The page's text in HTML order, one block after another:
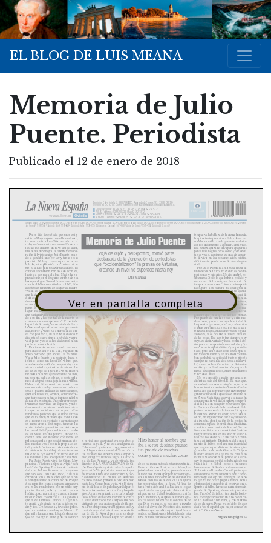
EL BLOG DE LUIS MEANA
Memoria de Julio
Puente. Periodista
Publicado el 12 de enero de 2018
Ver en pantalla completa
Domicilio: Calvo Sotelo, 7. 33007 OVIEDO. Apartado de Correos 233. 33080 OVIEDO
Teléfono 98 527 97 00. Correo electrónico: lne.redaccion@epi.es / lnepublicidad@epi.es
■GIJÓN: Teléfonos: 98 534 24 73 - 98 535 61 45 / Fax 98 534 52 73
■
AVILÉS: Teléfonos: 98 552 06 88. / Fax 98 552 13 12
■
MIERES: Teléfonos: 98 546 14 16 - 98 545 24 21 / Fax 98 545 26 09
■LANGREO: Teléfonos: 98 56736 75 - 98 569 76 57 / Fax 98 569 88 12
www.lne.es Oviedo
Depósito Legal O-2-1958 (Edición General), AS-751-2001 (Edición de Gijón), AS-752-2001 (Edición de Avilés), AS-753-2001 (Edición de las Cuencas), AS-754-2001 (Edición del Occidente), AS-755-2001 (Edición del Oriente), AS-01235-2016 (Edición Oviedo), ISSN
1131-8279 (Edi-
ción General), 1136-1557 (Edición de Gijón), 1131-8244 (Edición de Avilés), 1136-4955 (Edición de las Cuencas), 1577-4910 (Edic ión del Oriente), 1577-4902 (Edición del Occidente)
Pocos días después de que unos enig-
máticos Magos apareciesen llevando oro,
incienso y mirra a un Niño enviado por el
cielo, ese mismo cielo nos mandó con vo-
luntad inclemente un rayo aniquilador,
una densa nube negra, la muerte y desapa-
rición del viejo amigo Julio Puente, cuan-
do le quedaba tanto por ver y tantas cosas
por vivir. No hay consuelo para lo incon-
solable, ni explicación para lo inexplica-
ble, ni alivio para un azar tan dañino. Es
como si uno hubiera bebido, con Sócrates,
la cicuta que mata el alma. Nadie ha ex-
presado mejor el desgarro terrible de esa
hora que el gran Samuel Johnson en un in-
comparable texto escrito hacia 1760, días
después de la muerte de su querida madre:
“Nada es más evidente que el hecho de
que la decadencia de la vejez debe con-
cluir con la muerte...; no hay nadie que no
desee otro año de vida para su pariente o
su amigo, sólo que al final la falacia es pal-
pable; el último año, el último día, ha de
llegar. Ha llegado y ha pasado. Esa vida
que hacía mi vida más agradable ha toca-
do a su fin y las puertas de la muerte se
cierran sobre mis esperanzas”. Y continúa:
la pérdida del amigo es un estado de deso-
lación en el que no se ve más que vacui-
dad, horror y vacío. Su enfermedad sufri-
da con paciencia, su muerte silenciosa y
discreta sólo acrecienta la pérdida y agra-
va el pesar, y estas calamidades nos hacen
perder el amor a la vida.
Exactamente en ese estado estamos:
perdiendo el amor a la vida, tragando un
ácido corrosivo que abrasa las entrañas.
Vuela Julio Puente, sin equipaje, hacia el
infinito como un humilde velero que,
abandonando su Gijón tan querido, atra-
viesa las estrellas, mientras en este otro la-
do del espejo su figura revive en nuestra
memoria cada vez que suena una palabra,
un nombre, salta el oleaje, o contempla-
mos el césped o una jugada maravillosa.
Habla cada día en nuestro recuerdo como
una voz más en el ya inmenso coro de au-
sentes –padres, amadas tías, tantos amigos,
queridos maestros, vecinos, compañeros–
que fueron acompañantes imprescindibles
de nuestra existencia. Uno mira retrospec-
tivamente esas vidas, tan dispares, y en to-
das encuentra lo mismo: condicionamien-
tos que les impidieron ser lo que podían
haber sido, pasiones que les impulsaron o
que les frenaron, virtudes que no brillaron
en el momento apropiado o carencias que
se impusieron a destiempo, también las
arbitrariedades que sufrieron o hicieron, o
las casualidades que cambiaron el rumbo
de sus vidas. En una palabra, uno se en-
cuentra ante ese inmenso continente de
pulsiones ocultas que nos determinan a to-
dos, muchas veces contra la propia volun-
tad, y ante la fortuna o el infortunio de ca-
da existencia. Por debajo de ese inmenso
universo se oye correr el río turbulento de
las injusticias que acompañan cada vida.
Fue Julio Puente vigía de Gijón. Muy
principal. Y de forma especial, vigía “cum
laude” del Sporting. En línea de continui-
dad con ilustres antecesores: pongamos
que hablo de Carantoña, Rovi, o su más
cercano Clotas. Menciones que se hacen
sin ningún ánimo de comparación. Porque
él siempre fue lo que a su peculiar manera
era, es decir un hombre con un estilo muy
propio. Sucinto, sobrio, concreto, escasa
retórica, poco marketing y ausencia de ma-
nifestaciones “ostentóreas”. La genética
que da esa Tierra de Campos, a la que tan-
to quería y de donde habían salido su pa-
dre y tíos. Creó escuela y tuvo discípulos,
que le consideran aún hoy su Maestro. Y
que así le llaman, como los apóstoles al su-
yo en el Evangelio. Su religión fue siempre
el periodismo, que para él era cosa absolu-
tamente sagrada, y no esta amalgama de
“fake news”, youtubers, bloggeros o tuite-
ros. Llegó a sumo sacerdote de su oficio:
fue durante años subdirector de este perió-
dico, dirigió “El Faro de Vigo”, La Provin-
cia (de Las Palmas) y, ya de retirada, fue
director de LA NUEVA ESPAÑA de Gi-
jón. Formó parte –y destacada– de aquella
generación de periodistas asturianos que
hicieron la Transición democrática y “oc-
cidentalizaron” la prensa de Asturias,
creando un nivel periodístico no superado
hasta hoy. Como buen vigía, vigiló siem-
pre desde lo alto del palo mayor del perió-
dico las tormentas, los arrecifes y los peli-
gros. Aguantó agarrado a ese palo tan agi-
tado incluso cuando ya los vientos contra
la salud eran feroces y el cuerpo se iba con-
virtiendo en una enciclopedia de flaque-
zas. Fue obispo mayor del gijonesismo, y
con toda seguridad estará en el recuento fi-
nal del día del Apocalipsis entre los elegi-
dos por haber amado a Gijón por encima
de los merecimientos de esta urbe extraña.
He recorrido con él mil veces el Muro, ba-
jo todas las climatologías, paseando como
si fuésemos zombis peripatéticos entrega-
dos a la tarea imposible de desentrañar los
fondos metafísicos de esta villa anárquica
tan poco reducible a la lógica. Al final de
tanta frustración analítica hacíamos lo que
aquel minúsculo grupo de rabinos de Vil-
na que, en los días de total desesperación
por el nazismo, y después de haber llega-
do tras sesuda reflexión a la conclusión de
que Dios era malo, se pusieron a rezarle
con total devoción. Nosotros dos, menos
sublimes que los rabinos pero igual de ab-
surdos, sublimábamos los dislates de esta
urbe extraña mirando con devoción con-
templativa la belleza de la arena húmeda,
las piruetas imprevisibles de las olas y esa
concha imperfecta en la que se recuesta to-
dos los días nuestro viejo mar Cantábrico.
Esa belleza quizá no sirva para apagar las
penas más negras, pero, como yo le decía
tantas veces, a quien se le concede la suer-
te de vivir en esa contemplación mística
difícilmente puede considerarse desgra-
ciado.
Fue Julio Puente la apariencia lineal de
un fondo laberíntico, no exento de contra-
posiciones y misterios. No deslumbró, po-
siblemente, todo lo que hubiera podido, y
ése es uno de los enigmas de su vida. Ni
tampoco tanto como otros contemporá-
neos, pero, a su manera, fue una figura de
leyenda. No por las gestas insólitas que hi-
ciera, sino porque fue un personaje casi de
novela. Tuvo siempre gran importancia,
basada en el valor de su presencia: distinta,
diferencial, inequívocamente propia. A su
modo, fue único. Si, como creían los roma-
nos, “nomen est omen”, él hizo honor al
nombre que iba a ser su destino: puente.
Fue puente de muchas cosas y entre mu-
chas cosas, y con la impagable utilidad de
los puentes que unen, acercan, vadean ríos
o abren territorios. Se convirtió en ese acei-
te necesario que, en las empresas u organi-
zaciones, hace posible la fluidez humana
de las cosas. Ese aceite fue siempre muy
suyo, es decir, variado y hasta contradicto-
rio, pues se componía de muy sólidas y fir-
mes creencias (periodísticas y no periodís-
ticas), pero también de dosis de escepticis-
mo y descreimiento, un aire irónico zum-
bón que había recogido del trastero gijonés
(aunque no había nacido en esta amada vi-
lla) y una inclinación natural al distancia-
miento y a la desdramatización, especial-
mente de dogmatismos, empecinamientos
y ficciones ilusas.
No he conocido a nadie que amase ni
disfrutase más del fútbol. El día en el que,
saliendo de un coma semiagónico, recobró
la consciencia, cuentan testimonios funda-
mentados que lo primero que hizo fue pre-
guntar cómo había quedado el Madrid de
su Zizou. Nada tiene que ver esa reacción
con ninguna frivolidad, simpleza o superfi-
cialidad, ni con cualquier bobería semejan-
te. Esa reacción sale de lo más hondo de la
pasión: corresponde a la famosa ética pro-
testante de Weber. Es decir, honra total al
oficio, entrega al conocimiento y a la espe-
cialización, glorificación de la profesión
como una especie de predestinación divina,
y análisis como motor de libertad. Su pa-
sión por el fútbol era la manifestación de un
rasgo fundamental de su carácter: su incli-
nación a lo concreto. Lo abstracto le resul-
taba casi irritante. Disfrutaba del conoci-
miento del fútbol con la misma intensidad
que un gran especialista en literatura grie-
ga se emociona con la Guerra de Troya o
las heroicidades de Aquiles. He caminado
infinitas veces con él del periódico a su ca-
sa y de su casa al periódico hablando de esa
trivialidad –el fútbol– como si fuésemos
hermeneutas dedicados a desmenuzar el
“Libro de los Proverbios” o intérpretes que
dilucidan los enrevesamientos de la “Feno-
menología del espíritu” de Hegel. Le debo
lo que ya no podré pagarle nunca: horas
gloriosas de intercambio de observaciones,
apuntes, detalles, hermosas narraciones del
pasado del Sporting, ideas e interpretacio-
nes. Y no sólo del fútbol, también de los to-
ros, donde gozaba como un niño con el pa-
seíllo, incluso lo tarareaba, y con el brillo
de los alamares. Ponce era su ídolo: del que
decía “es el español que mejor conoce su
oficio”. Otra vez Weber.
Sigue en la página 63
Hizo honor al nombre que
iba a ser su destino: puente;
fue puente de muchas
cosas y entre muchas cosas
Luis MEANA
Vigía de Gijón y del Sporting, formó parte
destacada de la generación de periodistas
que “occidentalizaron” la prensa de Asturias,
creando un nivel no superado hasta hoy
Memoria de Julio Puente
8 435102 100075
80112